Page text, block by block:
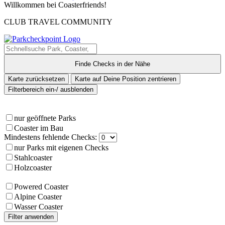
Willkommen bei Coasterfriends!
CLUB TRAVEL COMMUNITY
Finde Checks in der Nähe
Karte zurücksetzen
Karte auf Deine Position zentrieren
Filterbereich ein-/ ausblenden
nur geöffnete Parks
Coaster im Bau
Mindestens fehlende Checks:
nur Parks mit eigenen Checks
Stahlcoaster
Holzcoaster
Powered Coaster
Alpine Coaster
Wasser Coaster
Filter anwenden